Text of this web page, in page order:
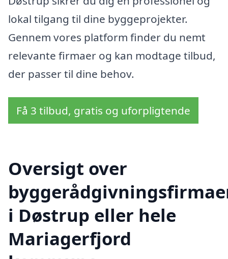
lokal tilgang til dine byggeprojekter.
Gennem vores platform finder du nemt
relevante firmaer og kan modtage tilbud,
der passer til dine behov.
Få 3 tilbud, gratis og uforpligtende
Oversigt over
i Døstrup eller hele
Mariagerfjord